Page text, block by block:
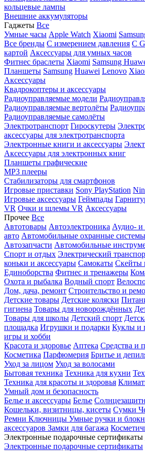
кольцевые лампы
Внешние аккумуляторы
Гаджеты Все
Умные часы Apple Watch Xiaomi
Все бренды C измерением давления C
картой Аксессуары для умных часов
Фитнес браслеты Xiaomi Samsung
Планшеты Samsung Huawei Lenovo
Аксессуары
Квадрокоптеры и аксессуары
Радиоуправляемые модели
Радиоуправляемые вертолёты
Радиоуправляемые самолёты
Электротранспорт Гироскутеры
аксессуары для электротранспорта
Электронные книги и аксессуары
Аксессуары для электронных книг
Планшеты графические
MP3 плееры
Стабилизаторы для смартфонов
Игровые приставки Sony PlayStation
Игровые аксессуары Геймпады
VR Очки и шлемы VR Аксессуары
Прочее Все
Автотовары Автоэлектроника Аудио- и
авто Автомобильные охранные системы
Автозапчасти Автомобильные
Спорт и отдых Электрический
коньки и аксессуары Самокаты Скейты
Единоборства Фитнес и тренажеры
Охота и рыбалка Водный спорт
Дом, дача, ремонт Строительство и
Детские товары Детские коляски
гигиена Товары для новорождённых
Товары для школы Детский спорт
площадка Игрушки и подарки Куклы и
игры и хобби
Красота и здоровье Аптека Средства и
Косметика Парфюмерия Бритье и
Уход за лицом Уход за волосами
Бытовая техника Техника для кухни
Техника для красоты и здоровья
Умный дом и безопасность
Белье и аксессуары Белье
Кошельки, визитницы, кисеты Сумки
Ремни Ключницы Умные ручки и
аксессуаров Замки для багажа
Электронные подарочные сертификаты
Электронные подарочные сертификаты